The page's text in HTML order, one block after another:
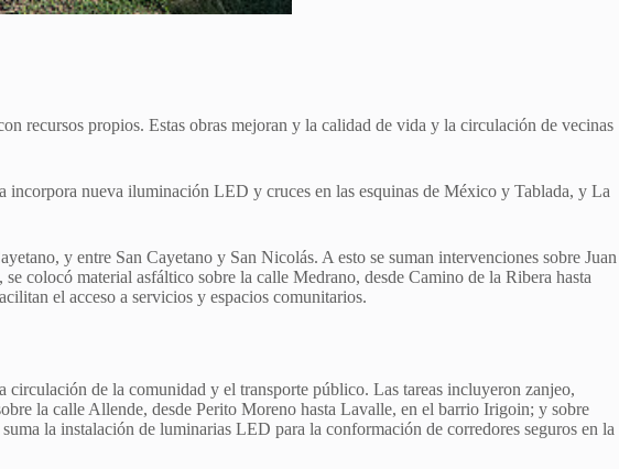
recursos propios. Estas obras mejoran y la calidad de vida y la circulación de vecinas
incorpora nueva iluminación LED y cruces en las esquinas de México y Tablada, y La
y entre San Cayetano y San Nicolás. A esto se suman intervenciones sobre Juan
colocó material asfáltico sobre la calle Medrano, desde Camino de la Ribera hasta
el acceso a servicios y espacios comunitarios.
de la comunidad y el transporte público. Las tareas incluyeron zanjeo,
la calle Allende, desde Perito Moreno hasta Lavalle, en el barrio Irigoin; y sobre
la instalación de luminarias LED para la conformación de corredores seguros en la